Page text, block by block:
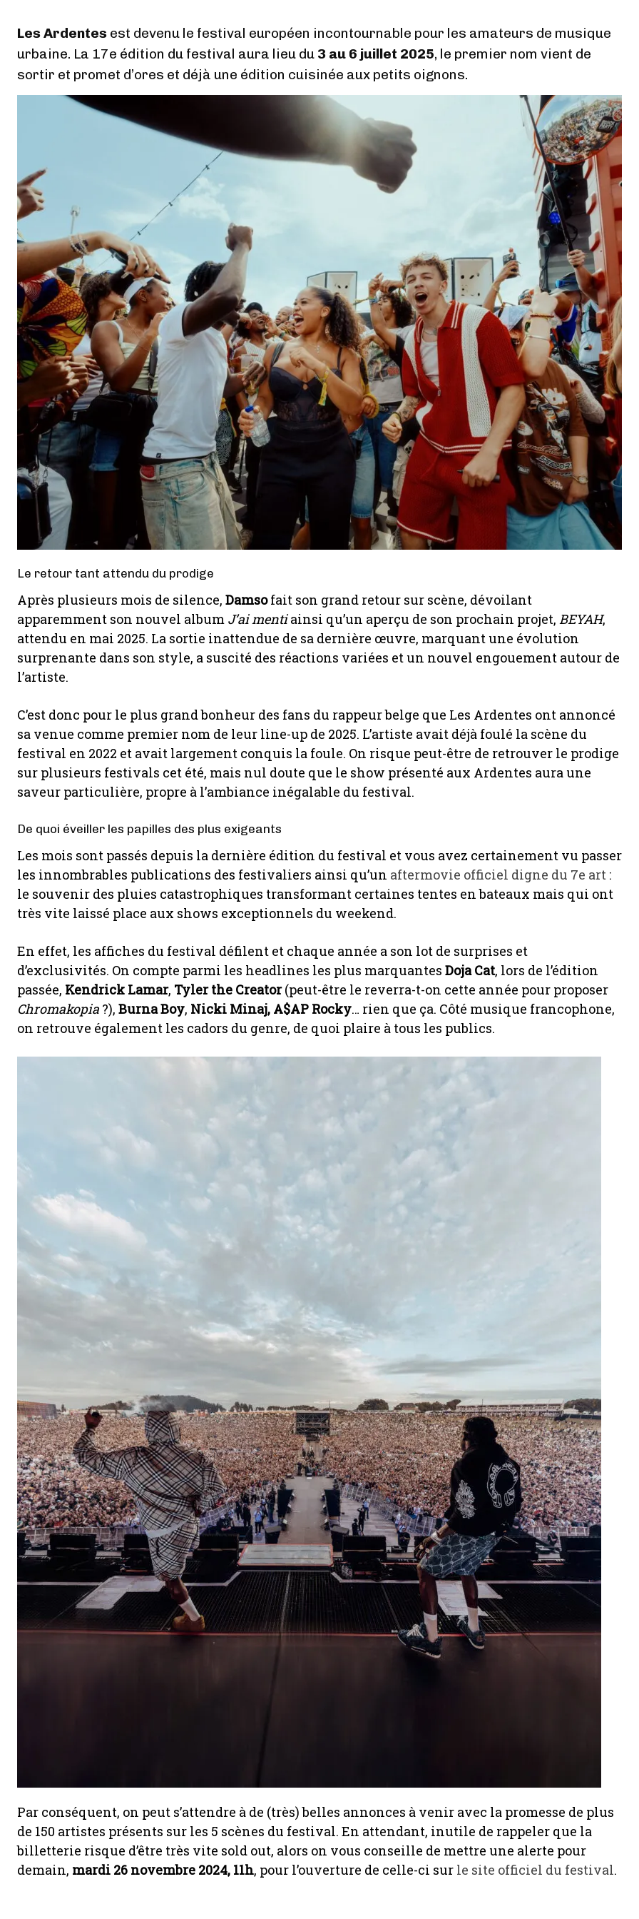
Les Ardentes est devenu le festival européen incontournable pour les amateurs de musique
urbaine. La 17e édition du festival aura lieu du 3 au 6 juillet 2025, le premier nom vient de
sortir et promet d’ores et déjà une édition cuisinée aux petits oignons.
Le retour tant attendu du prodige
Après plusieurs mois de silence, Damsofait son grand retour sur scène, dévoilant
apparemment son nouvel album J’ai mentiainsi qu’un aperçu de son prochain projet, BEYAH,
attendu en mai 2025. La sortie inattendue de sa dernière œuvre, marquant une évolution
surprenante dans son style, a suscité des réactions variées et un nouvel engouement autour de
l’artiste.
C’est donc pour le plus grand bonheur des fans du rappeur belge que Les Ardentes ont annoncé
sa venue comme premier nom de leur line-up de 2025. L’artiste avait déjà foulé la scène du
festival en 2022 et avait largement conquis la foule. On risque peut-être de retrouver le prodige
sur plusieurs festivals cet été, mais nul doute que le show présenté aux Ardentes aura une
saveur particulière, propre à l’ambiance inégalable du festival.
De quoi éveiller les papilles des plus exigeants
Les mois sont passés depuis la dernière édition du festival et vous avez certainement vu passer
les innombrables publications des festivaliers ainsi qu’un aftermovie officiel digne du 7e art :
le souvenir des pluies catastrophiques transformant certaines tentes en bateaux mais qui ont
très vite laissé place aux shows exceptionnels du weekend.
En effet, les affiches du festival défilent et chaque année a son lot de surprises et
d’exclusivités. On compte parmi les headlines les plus marquantes Doja Cat, lors de l’édition
passée, Kendrick Lamar, Tyler the Creator(peut-être le reverra-t-on cette année pour proposer
Chromakopia ?), Burna Boy, Nicki Minaj, A$AP Rocky… rien que ça. Côté musique francophone,
on retrouve également les cadors du genre, de quoi plaire à tous les publics.
Par conséquent, on peut s’attendre à de (très) belles annonces à venir avec la promesse de plus
de 150 artistes présents sur les 5 scènes du festival. En attendant, inutile de rappeler que la
billetterie risque d’être très vite sold out, alors on vous conseille de mettre une alerte pour
demain, mardi 26 novembre 2024, 11h, pour l’ouverture de celle-ci sur le site officiel du festival.